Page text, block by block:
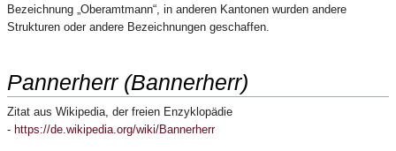
Bezeichnung „Oberamtmann“, in anderen Kantonen wurden andere
Strukturen oder andere Bezeichnungen geschaffen.
Pannerherr (Bannerherr)
Zitat aus Wikipedia, der freien Enzyklopädie
- https://de.wikipedia.org/wiki/Bannerherr